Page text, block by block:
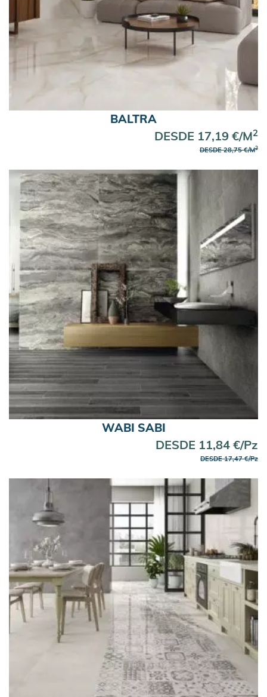
BALTRA
DESDE 17,19 €/M2
DESDE 28,75 €/M2
WABI SABI
DESDE 11,84 €/Pz
DESDE 17,47 €/Pz